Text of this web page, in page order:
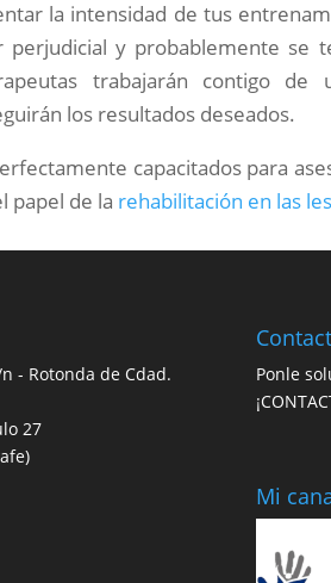
la intensidad de tus
y probablemente se
trabajarán contigo de
los resultados deseados.
capacitados para
papel de la rehabilitación en las
- Rotonda de Cdad.
27
Ponle
Mi